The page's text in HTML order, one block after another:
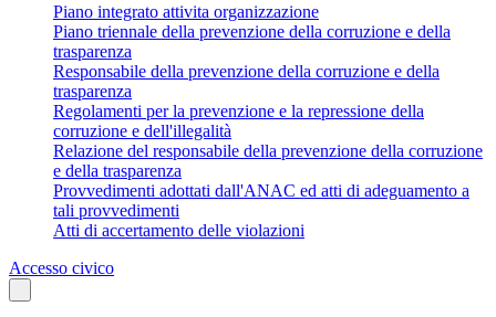
Piano integrato attivita organizzazione
Piano triennale della prevenzione della corruzione e della
trasparenza
Responsabile della prevenzione della corruzione e della
trasparenza
Regolamenti per la prevenzione e la repressione della
corruzione e dell'illegalità
Relazione del responsabile della prevenzione della corruzione
e della trasparenza
Provvedimenti adottati dall'ANAC ed atti di adeguamento a
tali provvedimenti
Atti di accertamento delle violazioni
Accesso civico